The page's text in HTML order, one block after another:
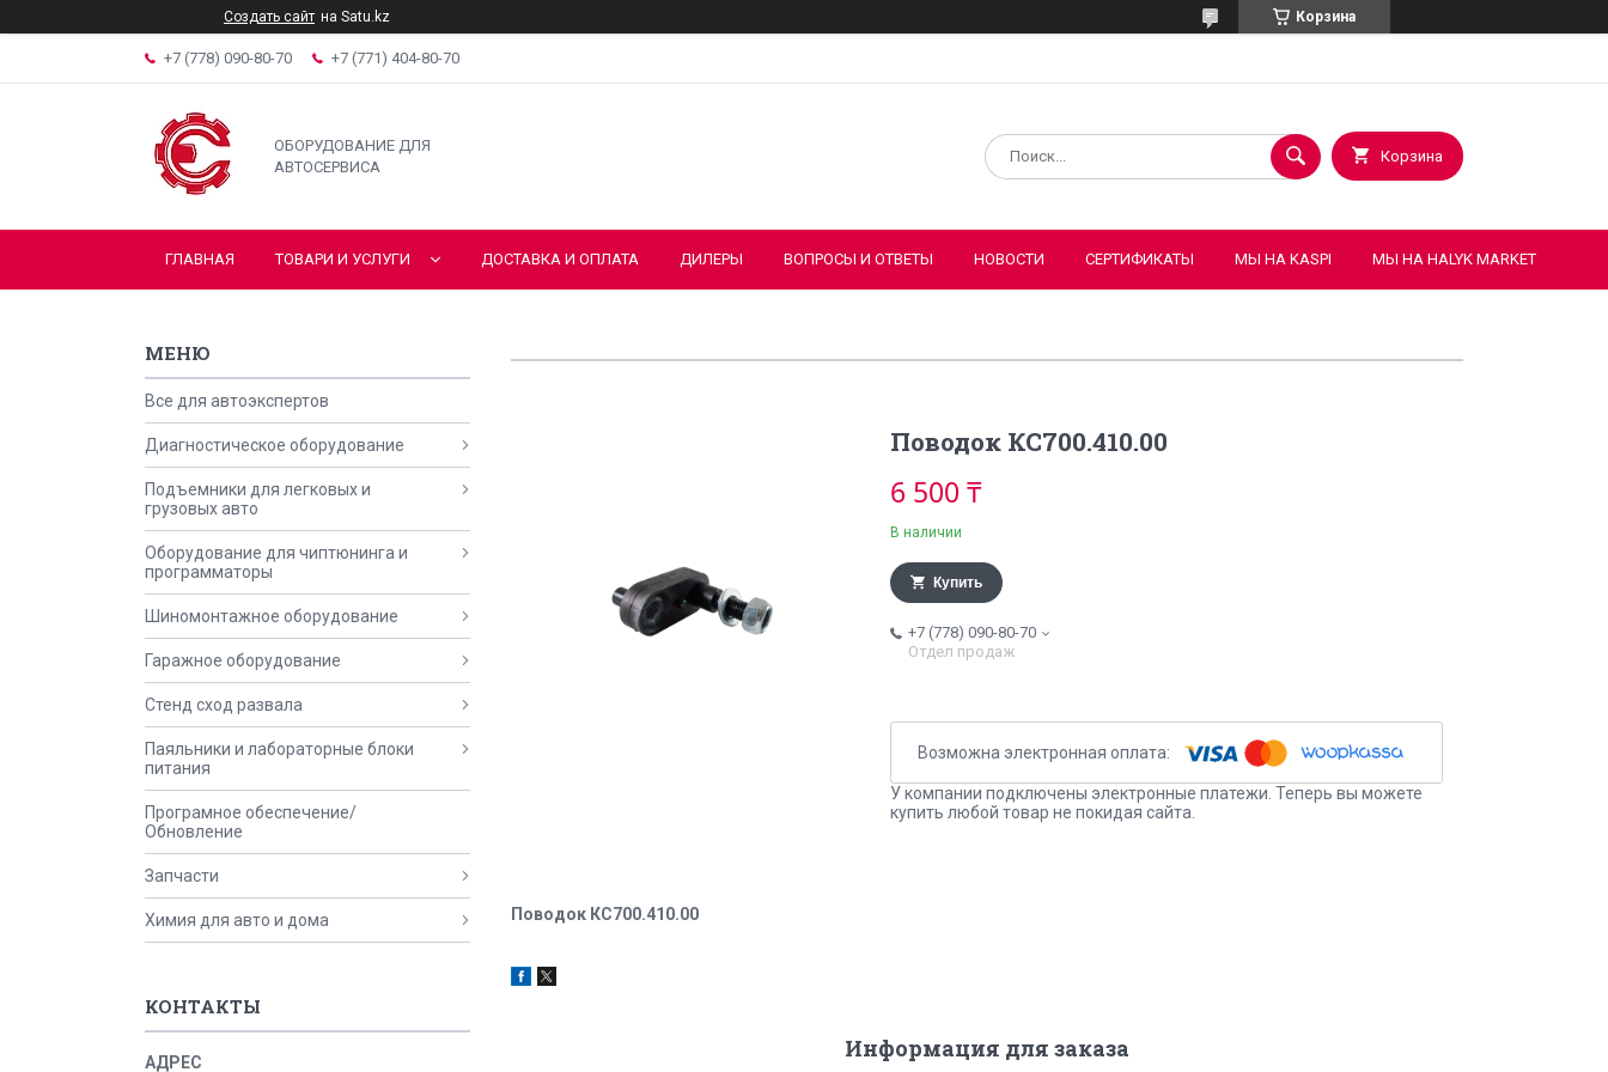
Создать сайт на Satu.kz Корзина
+7 (778) 090-80-70 +7 (771) 404-80-70
ОБОРУДОВАНИЕ ДЛЯ
АВТОСЕРВИСА
Корзина
ГЛАВНАЯ ТОВАРИ И УСЛУГИ ДОСТАВКА И ОПЛАТА ДИЛЕРЫ ВОПРОСЫ И ОТВЕТЫ НОВОСТИ СЕРТИФИКАТЫ МЫ НА KASPI МЫ НА HALYK MARKET
Поводок КС700.410.00
6 500 ₸
В наличии
Купить
+7 (778) 090-80-70
Отдел продаж
У компании подключены электронные платежи. Теперь вы можете
купить любой товар не покидая сайта.
Поводок КС700.410.00
Информация для заказа
Все для автоэкспертов
Диагностическое оборудование
Подъемники для легковых и
грузовых авто
Оборудование для чиптюнинга и
программаторы
Шиномонтажное оборудование
Гаражное оборудование
Стенд сход развала
Паяльники и лабораторные блоки
питания
Програмное обеспечение/
Обновление
Запчасти
Химия для авто и дома
КОНТАКТЫ